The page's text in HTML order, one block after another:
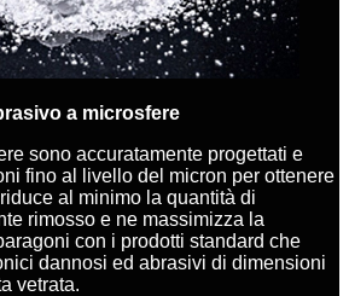
a microsfere
sono accuratamente progettati e
fino al livello del micron per ottenere
al minimo la quantità di
rimosso e ne massimizza la
con i prodotti standard che
dannosi ed abrasivi di dimensioni
vetrata.